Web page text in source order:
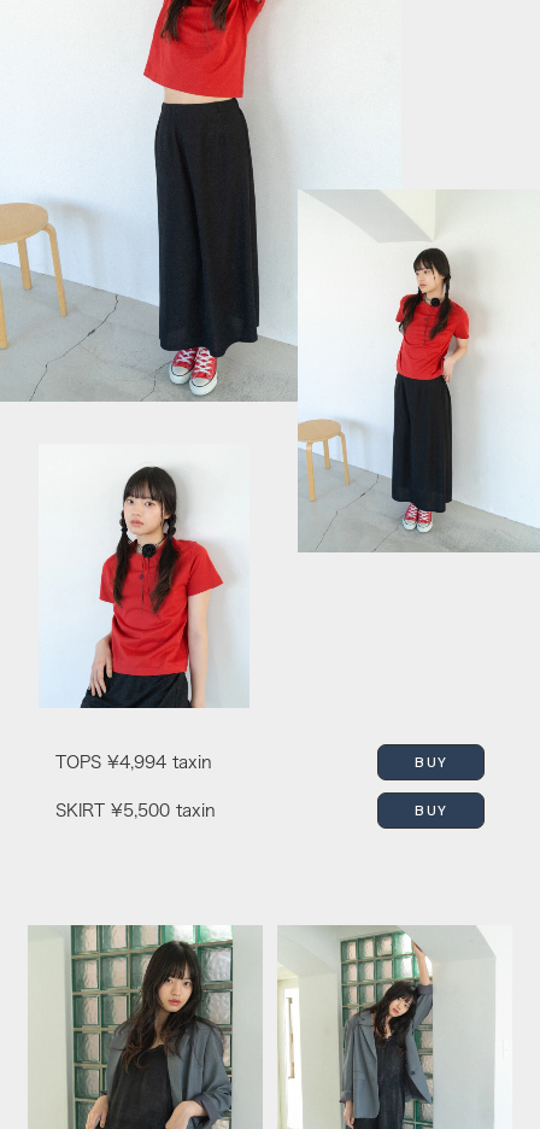
TOPS ¥4,994 taxin BUY
SKIRT ¥5,500 taxin BUY